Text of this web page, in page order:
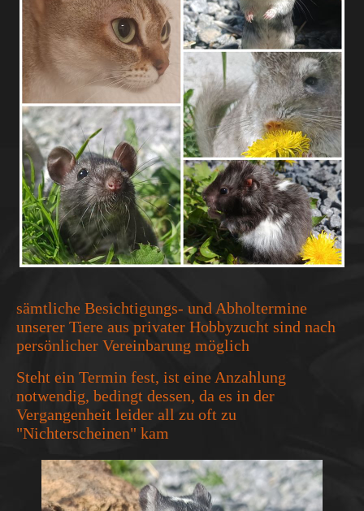
sämtliche Besichtigungs- und Abholtermine
unserer Tiere aus privater Hobbyzucht sind nach
persönlicher Vereinbarung möglich
Steht ein Termin fest, ist eine Anzahlung
notwendig, bedingt dessen, da es in der
Vergangenheit leider all zu oft zu
"Nichterscheinen" kam